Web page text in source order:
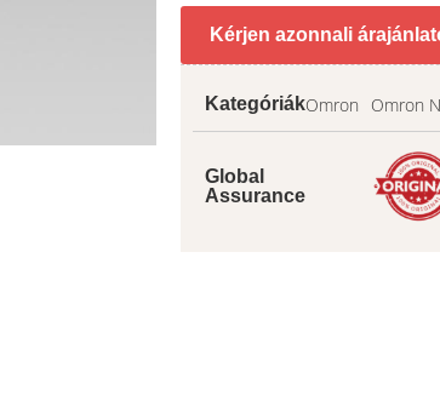
Kérjen azonnali
KategóriákOmron Omron
Global
Assurance